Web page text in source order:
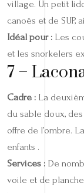
village. Un petit
canoës et de SUP,
Idéal pour : Les
et les snorkelers
7 –
Cadre : La
du sable doux,
offre de l’ombre.
enfants .
Services : De
voile et de